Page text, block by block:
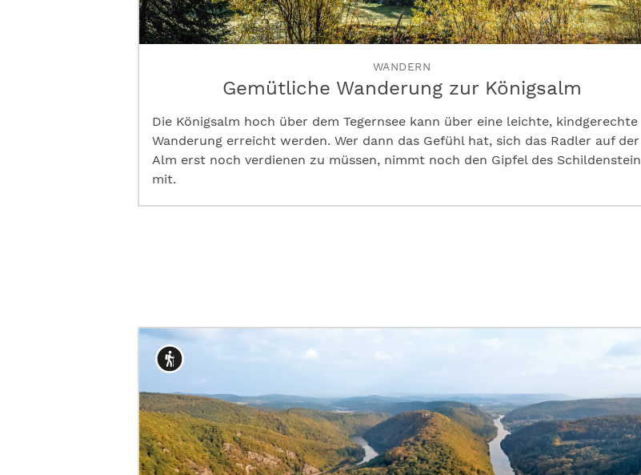
WANDERN
Gemütliche Wanderung zur Königsalm
Die Königsalm hoch über dem Tegernsee kann über eine leichte, kindgerechte
Wanderung erreicht werden. Wer dann das Gefühl hat, sich das Radler auf der
Alm erst noch verdienen zu müssen, nimmt noch den Gipfel des Schildenstein
mit.